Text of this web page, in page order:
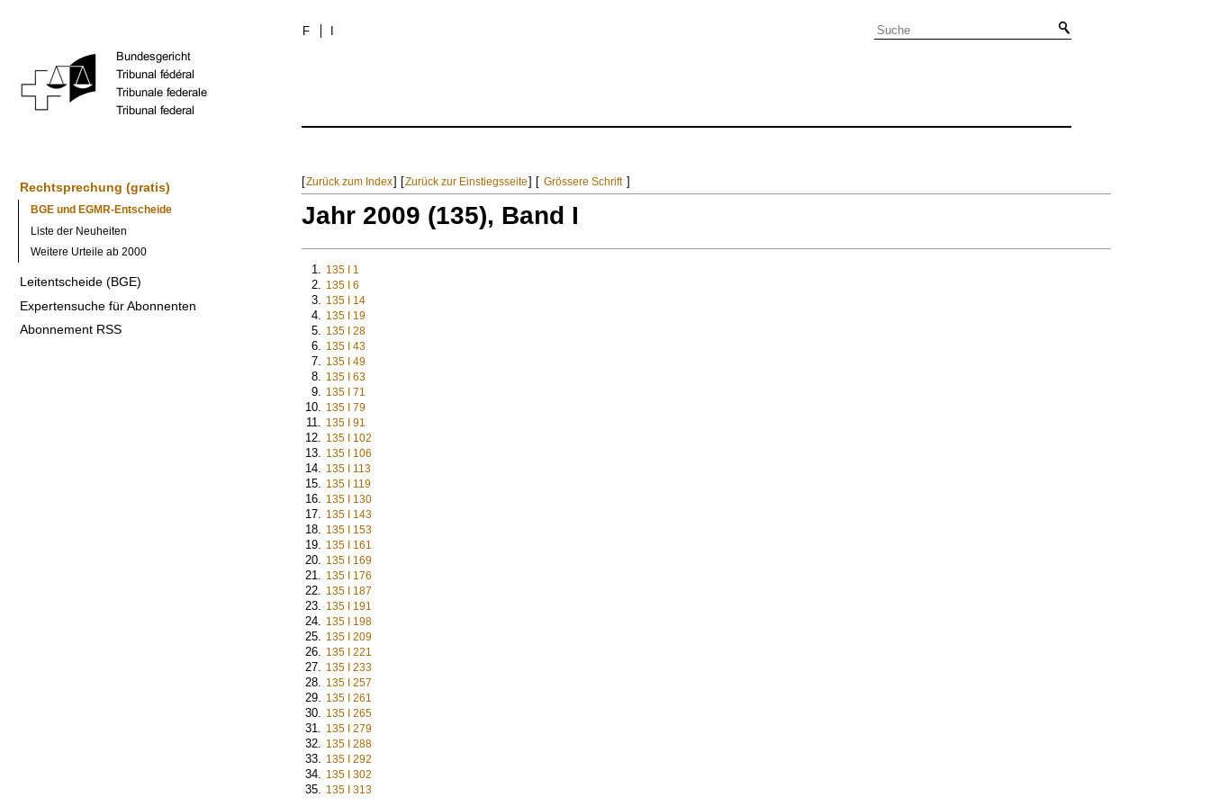
F
Rechtsprechung (gratis)
BGE und EGMR-Entscheide
Liste der Neuheiten
Weitere Urteile ab 2000
Leitentscheide (BGE)
Expertensuche für Abonnenten
Abonnement RSS
[Zurück zum Index] [Zurück zur Einstiegsseite] [ Grössere Schrift ]
Jahr 2009 (135), Band I
135 I 1
135 I 6
135 I 14
135 I 19
135 I 28
135 I 43
135 I 49
135 I 63
135 I 71
135 I 79
135 I 91
135 I 102
135 I 106
135 I 113
135 I 119
135 I 130
135 I 143
135 I 153
135 I 161
135 I 169
135 I 176
135 I 187
135 I 191
135 I 198
135 I 209
135 I 221
135 I 233
135 I 257
135 I 261
135 I 265
135 I 279
135 I 288
135 I 292
135 I 302
135 I 313